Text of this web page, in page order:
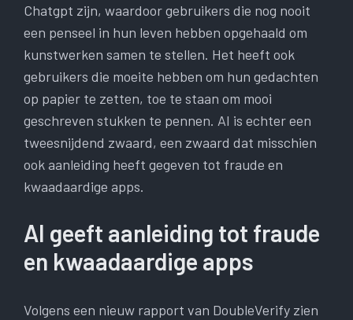
Chatgpt zijn, waardoor gebruikers die nog nooit
een penseel in hun leven hebben opgehaald om
kunstwerken samen te stellen. Het heeft ook
gebruikers die moeite hebben om hun gedachten
op papier te zetten, toe te staan ​​om mooi
geschreven stukken te pennen. AI is echter een
tweesnijdend zwaard, een zwaard dat misschien
ook aanleiding heeft gegeven tot fraude en
kwaadaardige apps.
AI geeft aanleiding tot fraude
en kwaadaardige apps
Volgens een nieuw rapport van DoubleVerify zien